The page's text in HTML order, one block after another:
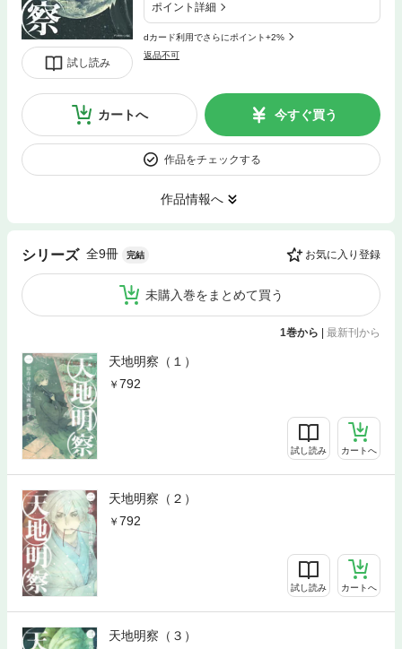
試し読み
ポイント詳細
dカード利用でさらにポイント+2%
返品不可
カートへ 今すぐ買う
作品をチェックする
作品情報へ
シリーズ 全9冊 完結 お気に入り登録
未購入巻をまとめて買う
1巻から | 最新刊から
天地明察（１）
792
試し読み カートへ
天地明察（２）
792
試し読み カートへ
天地明察（３）